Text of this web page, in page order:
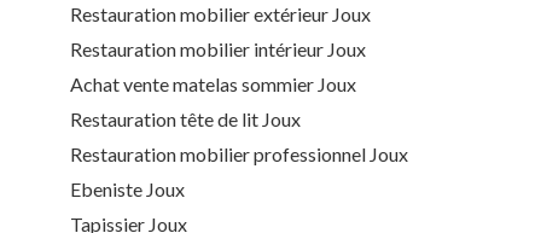
Restauration mobilier extérieur Joux
Restauration mobilier intérieur Joux
Achat vente matelas sommier Joux
Restauration tête de lit Joux
Restauration mobilier professionnel Joux
Ebeniste Joux
Tapissier Joux